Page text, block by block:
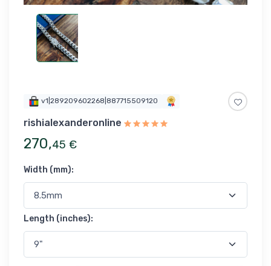
v1|289209602268|887715509120
rishialexanderonline
270,45 €
Width (mm):
Length (inches):